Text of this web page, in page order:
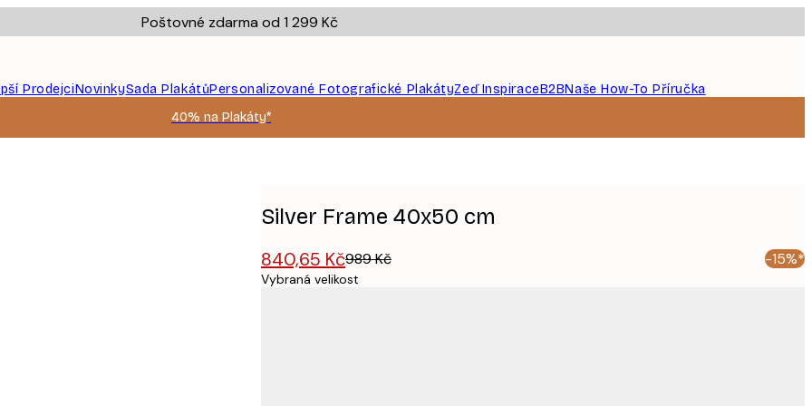
Poštovné zdarma od 1 299 Kč
ProdejciNovinkySada PlakátůPersonalizované Fotografické PlakátyZeď InspiraceB2BNaše How-To Příručka
40% na Plakáty*
Silver Frame 40x50 cm
840,65 Kč989 Kč -15%*
Vybraná velikost